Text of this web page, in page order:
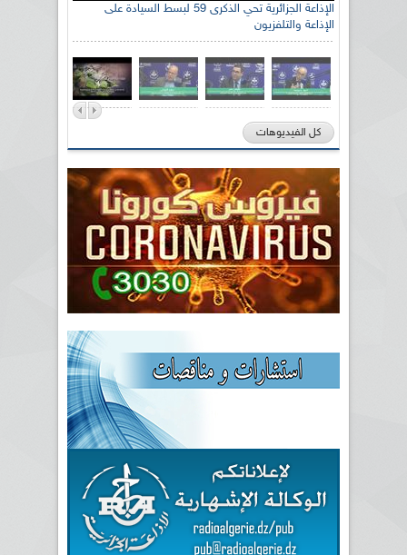
الإذاعة الجزائرية تحي الذكرى 59 لبسط السيادة على
الإذاعة والتلفزيون
كل الفيديوهات